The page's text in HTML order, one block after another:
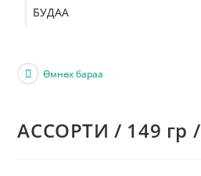
БУДАА
Өмнөх бараа
АССОРТИ / 149 гр /